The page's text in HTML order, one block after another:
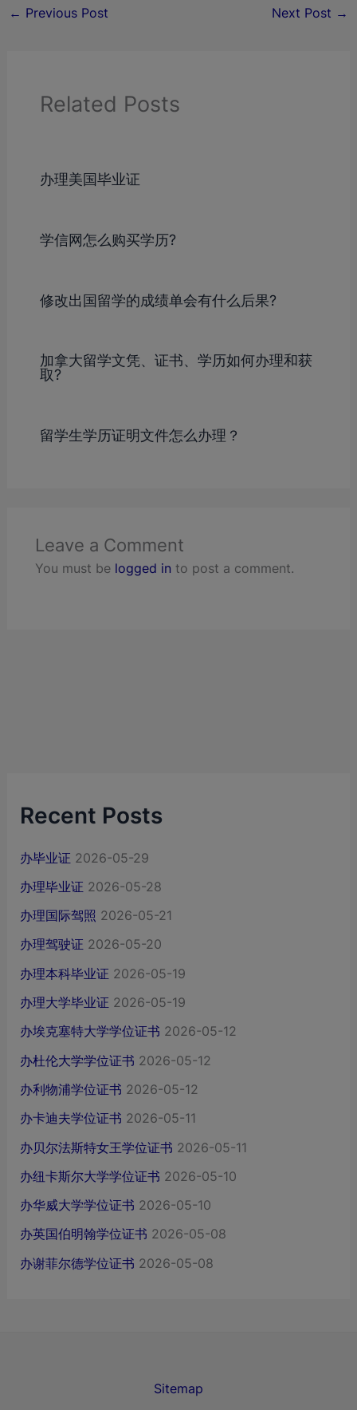
← Previous Post Next Post →
Related Posts
办理美国毕业证
学信网怎么购买学历?
修改出国留学的成绩单会有什么后果?
加拿大留学文凭、证书、学历如何办理和获
取?
留学生学历证明文件怎么办理？
Leave a Comment
You must be logged in to post a comment.
Recent Posts
办毕业证 2026-05-29
办理毕业证 2026-05-28
办理国际驾照 2026-05-21
办理驾驶证 2026-05-20
办理本科毕业证 2026-05-19
办理大学毕业证 2026-05-19
办埃克塞特大学学位证书 2026-05-12
办杜伦大学学位证书 2026-05-12
办利物浦学位证书 2026-05-12
办卡迪夫学位证书 2026-05-11
办贝尔法斯特女王学位证书 2026-05-11
办纽卡斯尔大学学位证书 2026-05-10
办华威大学学位证书 2026-05-10
办英国伯明翰学位证书 2026-05-08
办谢菲尔德学位证书 2026-05-08
Sitemap